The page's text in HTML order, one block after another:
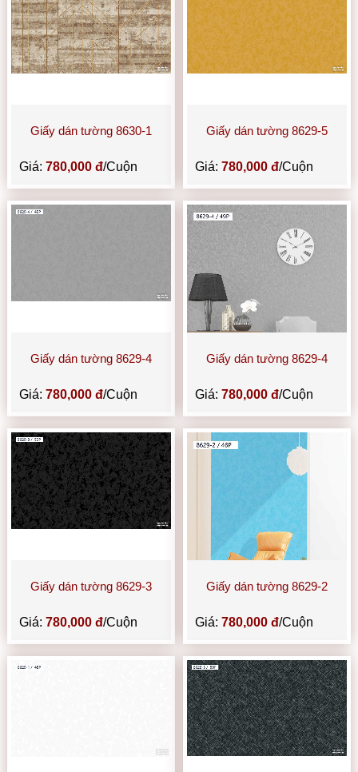
Giấy dán tường 8630-1
Giá:780,000 đ/Cuộn
Giấy dán tường 8629-5
Giá: 780,000 đ/Cuộn
Giấy dán tường 8629-4
Giá:780,000 đ/Cuộn
Giấy dán tường 8629-4
Giá: 780,000 đ/Cuộn
Giấy dán tường 8629-3
Giá:780,000 đ/Cuộn
Giấy dán tường 8629-2
Giá: 780,000 đ/Cuộn